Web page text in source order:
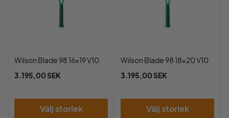
Wilson Blade 98 16x19 V10
3.195,00 SEK
Välj storlek
Wilson Blade 98 18x20 V10
3.195,00 SEK
Välj storlek